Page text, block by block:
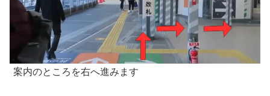
案内のところを右へ進みます